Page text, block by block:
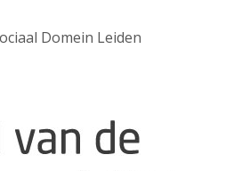
Domein Leiden